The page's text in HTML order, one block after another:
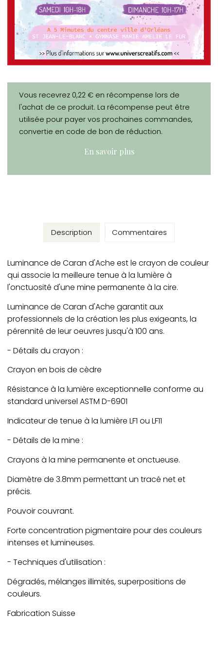
Vous recevrez 0,22 € en récompense lors de
l'achat de ce produit. La récompense peut être
utilisée pour payer vos prochaines commandes,
convertie en code de bon de réduction.
En savoir plus
Description
Luminance de Caran d'Ache est le crayon de couleur
qui associe la meilleure tenue à la lumière à
l'onctuosité d'une mine permanente à la cire.
Luminance de Caran d'Ache garantit aux
professionnels de la création les plus exigeants, la
pérennité de leur oeuvres jusqu'à 100 ans.
- Détails du crayon :
Crayon en bois de cèdre
Résistance à la lumière exceptionnelle conforme au
standard universel ASTM D-6901
Indicateur de tenue à la lumière LF1 ou LF11
- Détails de la mine :
Crayons à la mine permanente et onctueuse.
Diamètre de 3.8mm permettant un tracé net et
précis.
Pouvoir couvrant.
Forte concentration pigmentaire pour des couleurs
intenses et lumineuses.
- Techniques d'utilisation :
Dégradés, mélanges illimités, superpositions de
couleurs.
Fabrication Suisse
Commentaires